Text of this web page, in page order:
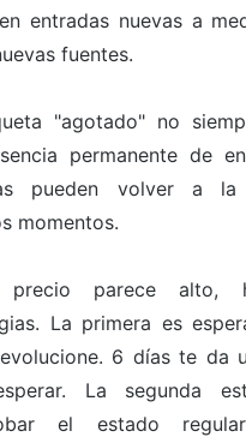
entradas nuevas a
fuentes.
"agotado" no
permanente de
pueden volver a
momentos.
parece alto,
La primera es
6 días te da
La segunda
el estado